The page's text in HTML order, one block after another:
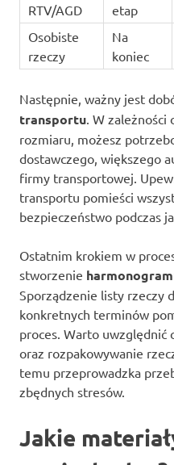
RTV/AGD
etap
Osobiste
rzeczy
Na
koniec
Następnie, ważny jest
transportu . W
rozmiaru, możesz
dostawczego, większego
firmy transportowej.
transportu pomieści
bezpieczeństwo podczas
Ostatnim krokiem w
stworzenie
Sporządzenie listy rzeczy
konkretnych terminów
proces. Warto uwzględnić
oraz rozpakowywanie
temu przeprowadzka
zbędnych stresów.
Jakie